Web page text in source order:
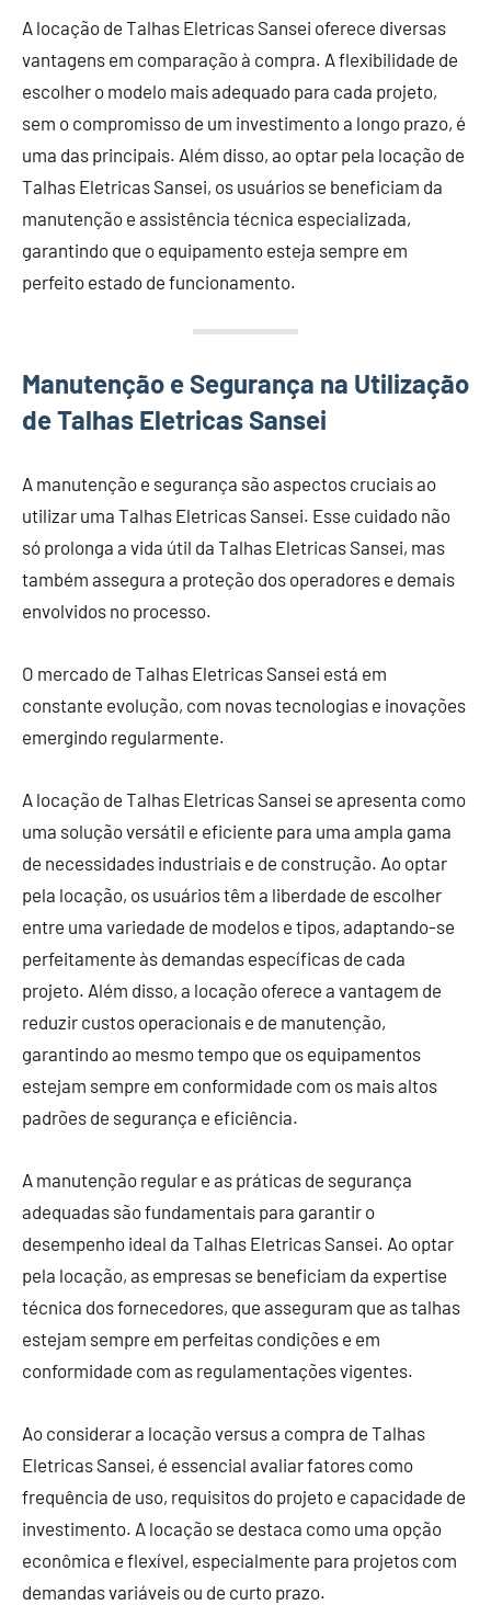
A locação de Talhas Eletricas Sansei oferece diversas
vantagens em comparação à compra. A flexibilidade de
escolher o modelo mais adequado para cada projeto,
sem o compromisso de um investimento a longo prazo, é
uma das principais. Além disso, ao optar pela locação de
Talhas Eletricas Sansei, os usuários se beneficiam da
manutenção e assistência técnica especializada,
garantindo que o equipamento esteja sempre em
perfeito estado de funcionamento.
Manutenção e Segurança na Utilização
de Talhas Eletricas Sansei
A manutenção e segurança são aspectos cruciais ao
utilizar uma Talhas Eletricas Sansei. Esse cuidado não
só prolonga a vida útil da Talhas Eletricas Sansei, mas
também assegura a proteção dos operadores e demais
envolvidos no processo.
O mercado de Talhas Eletricas Sansei está em
constante evolução, com novas tecnologias e inovações
emergindo regularmente.
A locação de Talhas Eletricas Sansei se apresenta como
uma solução versátil e eficiente para uma ampla gama
de necessidades industriais e de construção. Ao optar
pela locação, os usuários têm a liberdade de escolher
entre uma variedade de modelos e tipos, adaptando-se
perfeitamente às demandas específicas de cada
projeto. Além disso, a locação oferece a vantagem de
reduzir custos operacionais e de manutenção,
garantindo ao mesmo tempo que os equipamentos
estejam sempre em conformidade com os mais altos
padrões de segurança e eficiência.
A manutenção regular e as práticas de segurança
adequadas são fundamentais para garantir o
desempenho ideal da Talhas Eletricas Sansei. Ao optar
pela locação, as empresas se beneficiam da expertise
técnica dos fornecedores, que asseguram que as talhas
estejam sempre em perfeitas condições e em
conformidade com as regulamentações vigentes.
Ao considerar a locação versus a compra de Talhas
Eletricas Sansei, é essencial avaliar fatores como
frequência de uso, requisitos do projeto e capacidade de
investimento. A locação se destaca como uma opção
econômica e flexível, especialmente para projetos com
demandas variáveis ou de curto prazo.